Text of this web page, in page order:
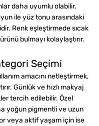
daha uyumlu olabilir.
ile yüz tonu arasındaki
Renk eşleştirmede sıcak
bulmayı kolaylaştırır.
Seçimi
amacını netleştirmek,
Günlük ve hızlı makyaj
tercih edilebilir. Özel
yoğun pigmentli ve uzun
veya aktif yaşam için ise